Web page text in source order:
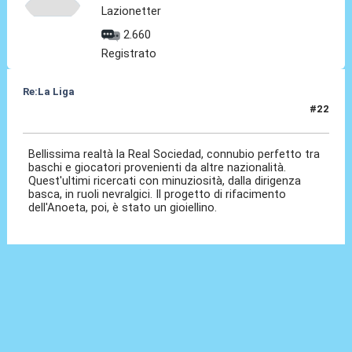
Lazionetter
2.660
Registrato
Re:La Liga
#22
Bellissima realtà la Real Sociedad, connubio perfetto tra
baschi e giocatori provenienti da altre nazionalità.
Quest'ultimi ricercati con minuziosità, dalla dirigenza
basca, in ruoli nevralgici. Il progetto di rifacimento
dell'Anoeta, poi, è stato un gioiellino.